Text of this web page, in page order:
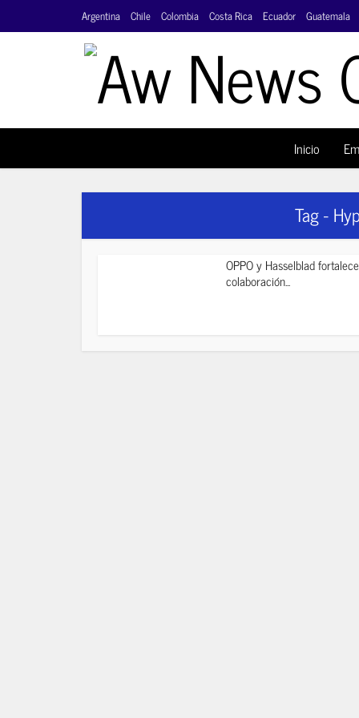
Argentina Chile Colombia Costa Rica Ecuador Guatemala
Inicio
Tag -
OPPO y Hasselblad
colaboración...